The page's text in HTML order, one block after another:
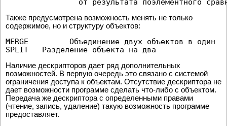
Также предусмотрена возможность менять не только
содержимое, но и структуру объектов:
MERGE         Объединение двух объектов в один
Наличие дескрипторов дает ряд дополнительных
возможностей. В первую очередь это связано с системой
ограничения доступа к объектам. Отсутствие дескриптора не
дает возможности программе сделать что-либо с объектом.
Передача же дескриптора с определенными правами
(чтение, запись, удаление) такую возможность программе
предоставляет.